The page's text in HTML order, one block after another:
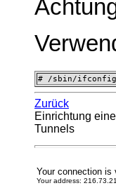
# /sbin/ifconfig
Zurück
Einrichtung
Tunnels
Your connection is
Your address: